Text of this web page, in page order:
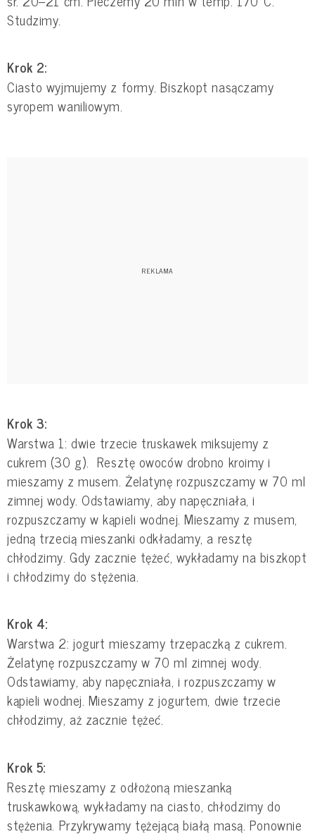
Studzimy.
Krok 2:
Ciasto wyjmujemy z formy. Biszkopt nasączamy
syropem waniliowym.
Krok 3:
Warstwa 1: dwie trzecie truskawek miksujemy z
cukrem (30 g). Resztę owoców drobno kroimy i
mieszamy z musem. Żelatynę rozpuszczamy w 70 ml
zimnej wody. Odstawiamy, aby napęczniała, i
rozpuszczamy w kąpieli wodnej. Mieszamy z musem,
jedną trzecią mieszanki odkładamy, a resztę
chłodzimy. Gdy zacznie tężeć, wykładamy na biszkopt
i chłodzimy do stężenia.
Krok 4:
Warstwa 2: jogurt mieszamy trzepaczką z cukrem.
Żelatynę rozpuszczamy w 70 ml zimnej wody.
Odstawiamy, aby napęczniała, i rozpuszczamy w
kąpieli wodnej. Mieszamy z jogurtem, dwie trzecie
chłodzimy, aż zacznie tężeć.
Krok 5:
Resztę mieszamy z odłożoną mieszanką
truskawkową, wykładamy na ciasto, chłodzimy do
stężenia. Przykrywamy tężejącą białą masą. Ponownie